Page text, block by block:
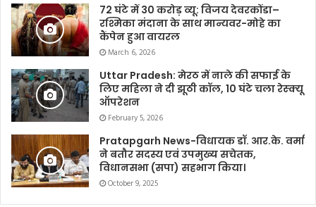
72 घंटे में 30 करोड़ व्यू: विजय देवरकोंडा–
रश्मिका मंदाना के साथ मान्यवर-मोहे का
कैंपेन हुआ वायरल
March 6, 2026
Uttar Pradesh: मेरठ में नाले की सफाई के
लिए महिला ने दी झूठी कॉल, 10 घंटे चला रेस्क्यू
ऑपरेशन
February 5, 2026
Pratapgarh News-विधायक डॉ. आर.के. वर्मा
ने बतौर सदस्य एवं उपमुख्य सचेतक,
विधानसभा (सपा) सहभाग किया।
October 9, 2025